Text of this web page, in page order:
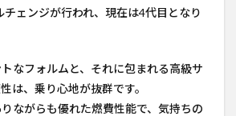
ェンジが行われ、現在は4代目となり
なフォルムと、それに包まれる高級サ
は、乗り心地が抜群です。
ながらも優れた燃費性能で、気持ちの